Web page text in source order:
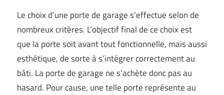
Le choix d’une porte de garage s’effectue selon de
nombreux critères. L’objectif final de ce choix est
que la porte soit avant tout fonctionnelle, mais aussi
esthétique, de sorte à s’intégrer correctement au
bâti. La porte de garage ne s’achète donc pas au
hasard. Pour cause, une telle porte représente au